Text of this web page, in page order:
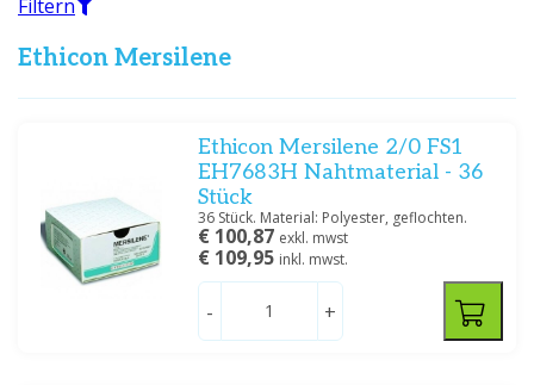
Nach Marke filtern
Ethicon(7)
Filtern
Ethicon Mersilene
Ethicon Mersilene 2/0 FS1
EH7683H Nahtmaterial - 36
Stück
36 Stück. Material: Polyester, geflochten.
€ 100,87 exkl. mwst
€ 109,95 inkl. mwst.
- +